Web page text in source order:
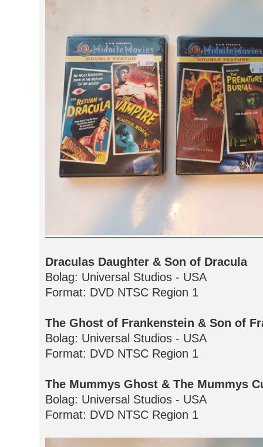
Draculas Daughter & Son of Dracula
Bolag: Universal Studios - USA
Format: DVD NTSC Region 1
The Ghost of Frankenstein & Son of
Bolag: Universal Studios - USA
Format: DVD NTSC Region 1
The Mummys Ghost & The Mummys
Bolag: Universal Studios - USA
Format: DVD NTSC Region 1